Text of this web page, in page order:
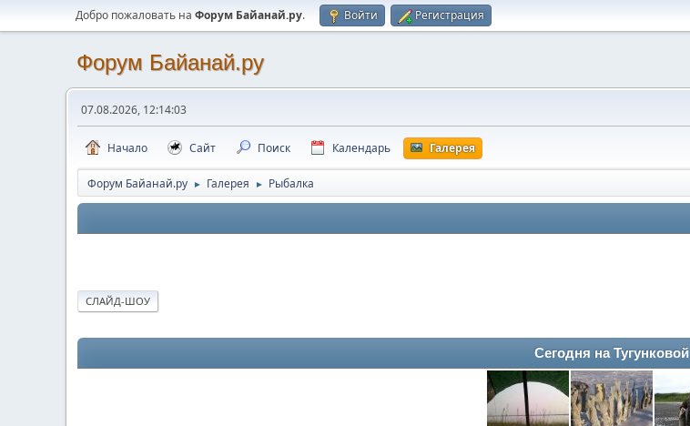
Добро пожаловать на Форум Байанай.ру. Войти Регистрация
Форум Байанай.ру
07.08.2026, 12:14:03
Начало Сайт Поиск Календарь Галерея
Форум Байанай.ру ► Галерея ► Рыбалка
СЛАЙД-ШОУ
Сегодня на Тугунковой